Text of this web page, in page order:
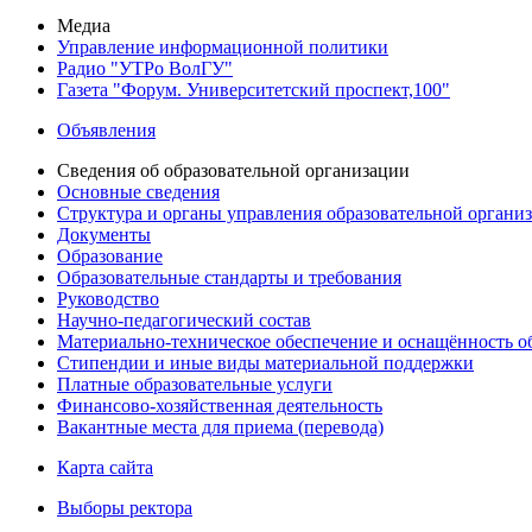
Медиа
Управление информационной политики
Радио "УТРо ВолГУ"
Газета "Форум. Университетский проспект,100"
Объявления
Сведения об образовательной организации
Основные сведения
Структура и органы управления образовательной
Документы
Образование
Образовательные стандарты и требования
Руководство
Научно-педагогический состав
Материально-техническое обеспечение и оснащённость
Стипендии и иные виды материальной поддержки
Платные образовательные услуги
Финансово-хозяйственная деятельность
Вакантные места для приема (перевода)
Карта сайта
Выборы ректора